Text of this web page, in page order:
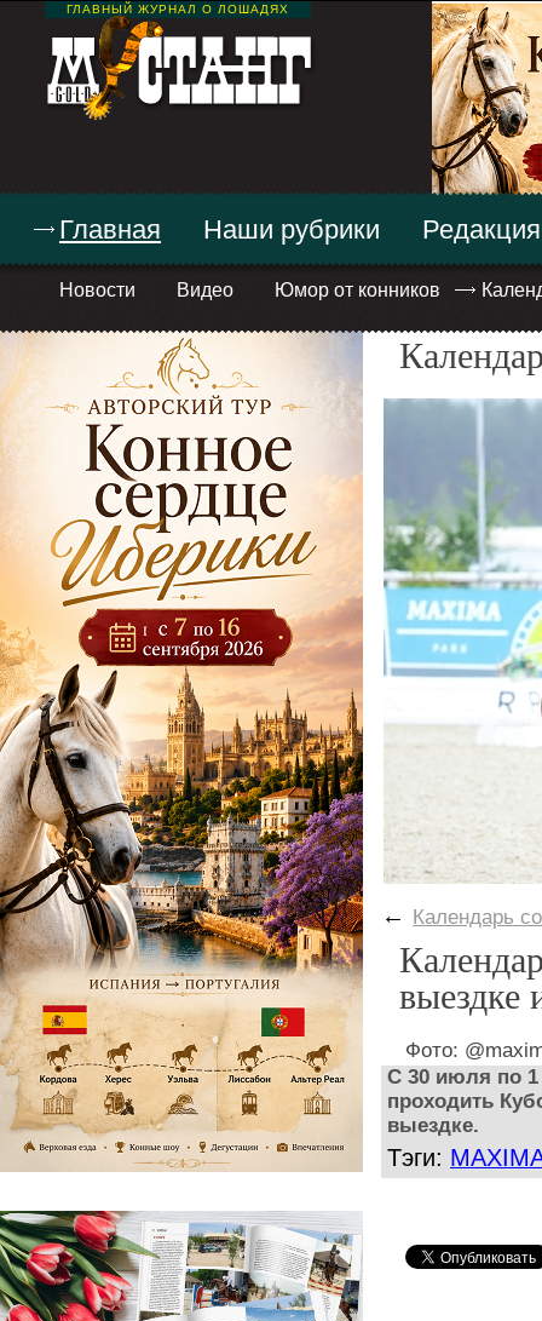
ГЛАВНЫЙ ЖУРНАЛ О ЛОШАДЯХ
Главная
Новости Видео Юмор от конников
Наши рубрики Редакция
← Календарь
Фото:
С 30 июля по 1
проходить
выездке.
Тэги: